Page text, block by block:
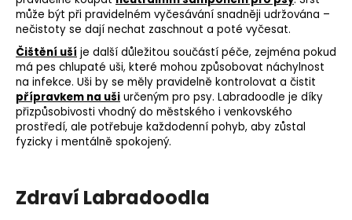
může být při pravidelném vyčesávání snadněji udržována –
nečistoty se dají nechat zaschnout a poté vyčesat.
Čištění uší je další důležitou součástí péče, zejména pokud
má pes chlupaté uši, které mohou způsobovat náchylnost
na infekce. Uši by se měly pravidelně kontrolovat a čistit
přípravkem na uši určeným pro psy. Labradoodle je díky
přizpůsobivosti vhodný do městského i venkovského
prostředí, ale potřebuje každodenní pohyb, aby zůstal
fyzicky i mentálně spokojený.
Zdraví Labradoodla